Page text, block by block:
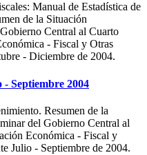
Manual de Estadística de
de la Situación
Central al Cuarto
- Fiscal y Otras
- Diciembre de 2004.
Septiembre 2004
Resumen de la
del Gobierno Central al
Económica - Fiscal y
Julio - Septiembre de 2004.